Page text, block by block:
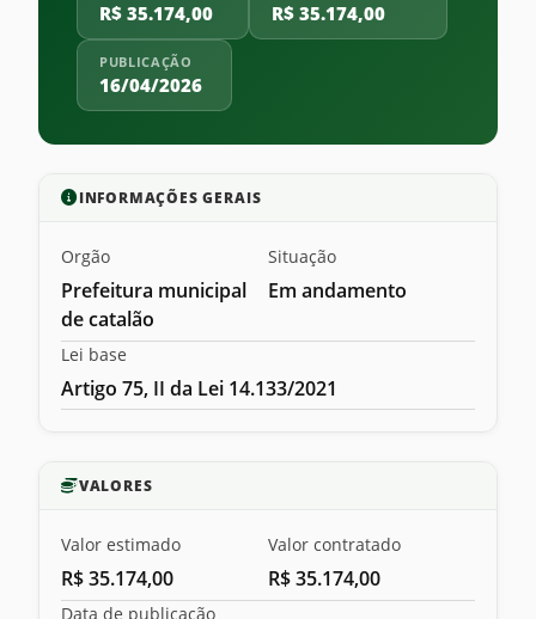
R$ 35.174,00 R$ 35.174,00
PUBLICAÇÃO
16/04/2026
INFORMAÇÕES GERAIS
Orgão
Prefeitura municipal
de catalão
Situação
Em andamento
Lei base
Artigo 75, II da Lei 14.133/2021
VALORES
Valor estimado
R$ 35.174,00
Valor contratado
R$ 35.174,00
Data de publicação